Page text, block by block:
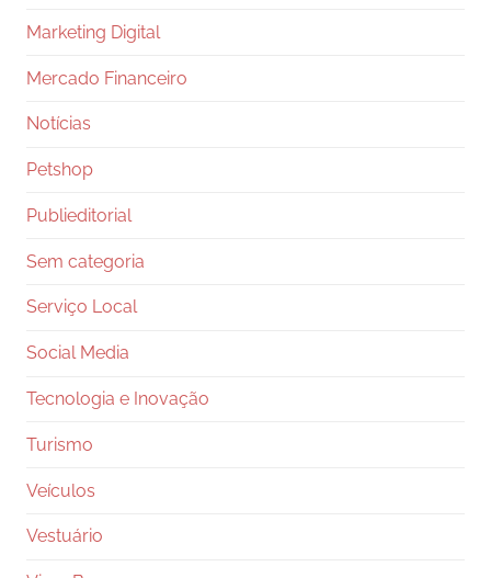
Marketing Digital
Mercado Financeiro
Notícias
Petshop
Publieditorial
Sem categoria
Serviço Local
Social Media
Tecnologia e Inovação
Turismo
Veículos
Vestuário